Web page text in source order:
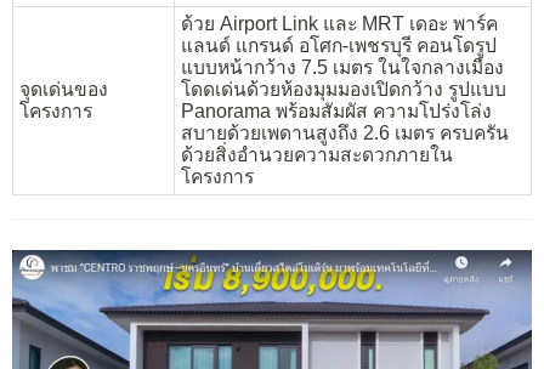
จุดเด่นของ
โครงการ
ด้วย Airport Link และ MRT เดอะ พาร์ค
แลนด์ แกรนด์ อโศก-เพชรบุรี คอนโดรูป
แบบหน้ากว้าง 7.5 เมตร ในใจกลางเมือง
โดดเด่นด้วยห้องมุมมองเปิดกว้าง รูปแบบ
Panorama พร้อมสัมผัส ความโปร่งโล่ง
สบายด้วยเพดานสูงถึง 2.6 เมตร ครบครัน
ด้วยสิ่งอำนวยความสะดวกภายใน
โครงการ